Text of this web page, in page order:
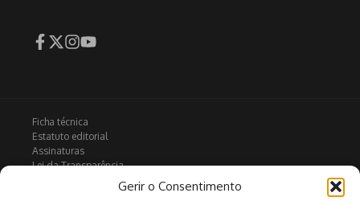
Gerir o Consentimento
Ficha técnica
Estatuto editorial
Assinaturas
Lei da Transparência
Política de privacidade